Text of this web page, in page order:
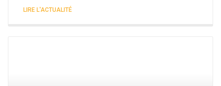
LIRE L'ACTUALITÉ